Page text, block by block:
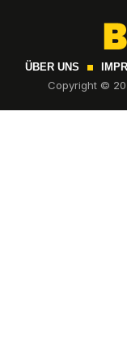
ÜBER UNS
Copyright ©